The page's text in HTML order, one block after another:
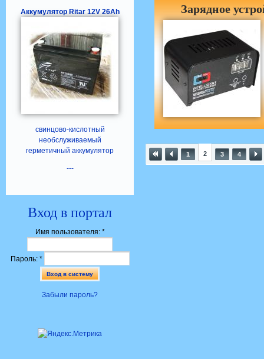
Аккумулятор Ritar 12V 26Ah
свинцово-кислотный
необслуживаемый
герметичный аккумулятор
---
Вход в портал
Имя пользователя: *
Пароль: *
Забыли пароль?
Зарядное
1 2 3 4